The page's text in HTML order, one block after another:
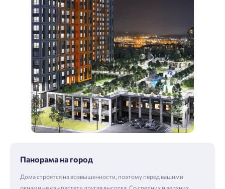
Панорама на город
Дома строятся на возвышенности, поэтому перед вашими
окнами не «вырастет» другая высотка. Со средних и верхних